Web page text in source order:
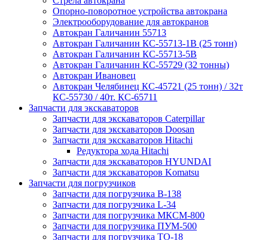
Опорно-поворотное устройства автокрана
Электрооборудование для автокранов
Автокран Галичанин 55713
Автокран Галичанин КС-55713-1В (25 тонн)
Автокран Галичанин КС-55713-5В
Автокран Галичанин КС-55729 (32 тонны)
Автокран Ивановец
Автокран Челябинец КС-45721 (25 тонн) / 32т
КС-55730 / 40т. КС-65711
Запчасти для экскаваторов
Запчасти для экскаваторов Caterpillar
Запчасти для экскаваторов Doosan
Запчасти для экскаваторов Hitachi
Редуктора хода Hitachi
Запчасти для экскаваторов HYUNDAI
Запчасти для экскаваторов Komatsu
Запчасти для погрузчиков
Запчасти для погрузчика B-138
Запчасти для погрузчика L-34
Запчасти для погрузчика МКСМ-800
Запчасти для погрузчика ПУМ-500
Запчасти для погрузчика ТО-18